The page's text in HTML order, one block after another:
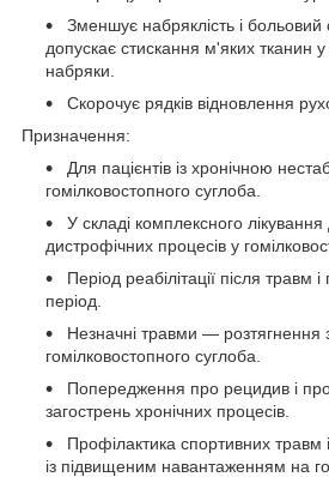
Зменшує набряклість і
допускає стискання м'яких тканин у
набряки.
Скорочує рядків відновлення
Призначення:
Для пацієнтів із хронічною
гомілковостопного суглоба.
У складі комплексного
дистрофічних процесів у
Період реабілітації після травм
період.
Незначні травми — розтягнення
гомілковостопного суглоба.
Попередження про рецидив і
загострень хронічних процесів.
Профілактика спортивних травм
із підвищеним навантаженням на